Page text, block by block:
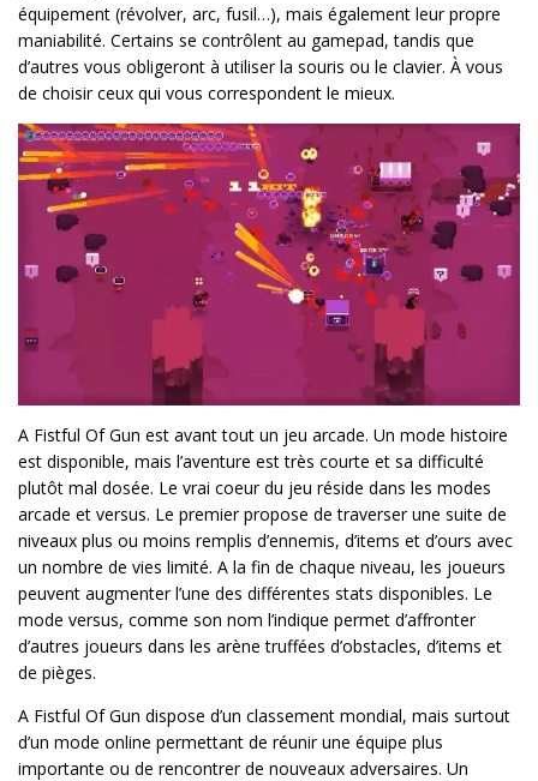
équipement (révolver, arc, fusil…), mais également leur propre
maniabilité. Certains se contrôlent au gamepad, tandis que
d’autres vous obligeront à utiliser la souris ou le clavier. À vous
de choisir ceux qui vous correspondent le mieux.
A Fistful Of Gun est avant tout un jeu arcade. Un mode histoire
est disponible, mais l’aventure est très courte et sa difficulté
plutôt mal dosée. Le vrai coeur du jeu réside dans les modes
arcade et versus. Le premier propose de traverser une suite de
niveaux plus ou moins remplis d’ennemis, d’items et d’ours avec
un nombre de vies limité. A la fin de chaque niveau, les joueurs
peuvent augmenter l’une des différentes stats disponibles. Le
mode versus, comme son nom l’indique permet d’affronter
d’autres joueurs dans les arène truffées d’obstacles, d’items et
de pièges.
A Fistful Of Gun dispose d’un classement mondial, mais surtout
d’un mode online permettant de réunir une équipe plus
importante ou de rencontrer de nouveaux adversaires. Un